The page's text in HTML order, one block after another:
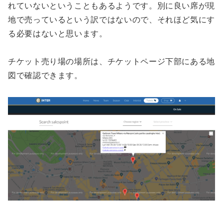
れていないということもあるようです。別に良い席が現
地で売っているという訳ではないので、それほど気にす
る必要はないと思います。
チケット売り場の場所は、チケットページ下部にある地
図で確認できます。